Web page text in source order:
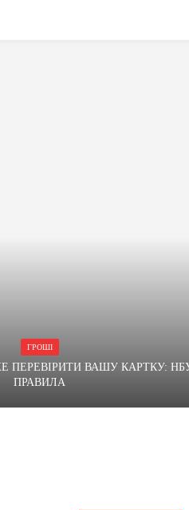
ГРОШІ
ПЕРЕВІРИТИ ВАШУ КАРТКУ:
ПРАВИЛА